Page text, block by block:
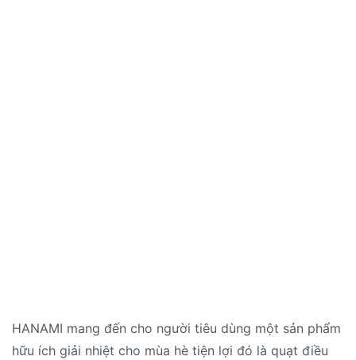
HANAMI mang đến cho người tiêu dùng một sản phẩm
hữu ích giải nhiệt cho mùa hè tiện lợi đó là quạt điều